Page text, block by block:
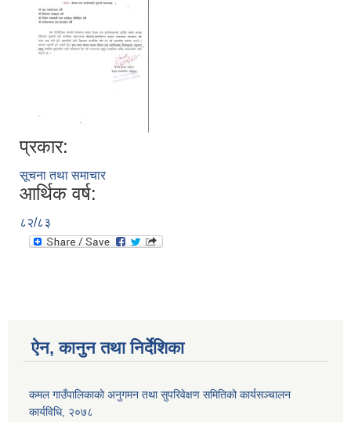
प्रकार:
सूचना तथा समाचार
आर्थिक वर्ष:
८२/८३
ऐन, कानुन तथा निर्देशिका
कमल गाउँपालिकाको अनुगमन तथा सुपरिवेक्षण समितिको कार्यसञ्चालन
कार्यविधि, २०७८